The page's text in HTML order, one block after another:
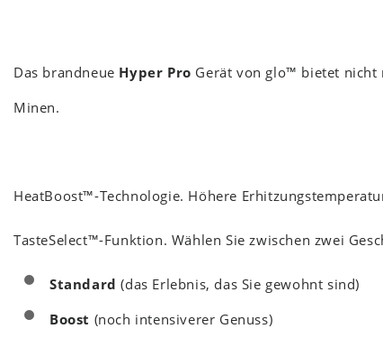
Das brandneue Hyper Pro Gerät von glo™ bietet nicht
Minen.
HeatBoost™-Technologie. Höhere
TasteSelect™-Funktion. Wählen Sie zwischen zwei
Standard(das Erlebnis, das Sie gewohnt sind)
Boost (noch intensiverer Genuss)